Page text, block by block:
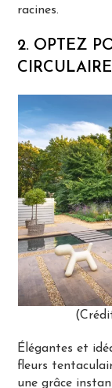
racines.
2. OPTEZ
Élégantes et
fleurs
une grâce